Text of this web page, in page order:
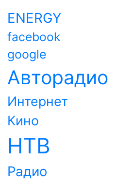
ENERGY
facebook
google
Авторадио
Интернет
Кино
НТВ
Радио